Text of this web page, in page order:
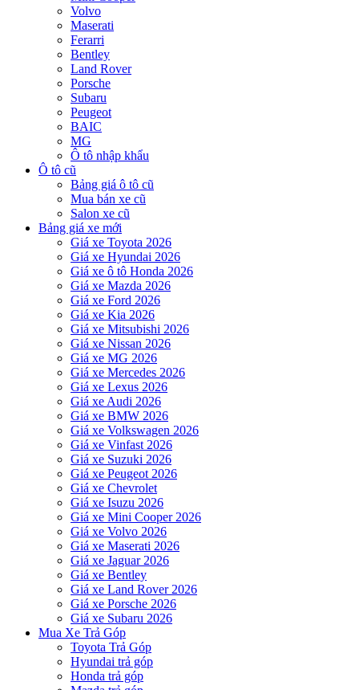
Volvo
Maserati
Ferarri
Bentley
Land Rover
Porsche
Subaru
Peugeot
BAIC
MG
Ô tô nhập khẩu
Ô tô cũ
Bảng giá ô tô cũ
Mua bán xe cũ
Salon xe cũ
Bảng giá xe mới
Giá xe Toyota 2026
Giá xe Hyundai 2026
Giá xe ô tô Honda 2026
Giá xe Mazda 2026
Giá xe Ford 2026
Giá xe Kia 2026
Giá xe Mitsubishi 2026
Giá xe Nissan 2026
Giá xe MG 2026
Giá xe Mercedes 2026
Giá xe Lexus 2026
Giá xe Audi 2026
Giá xe BMW 2026
Giá xe Volkswagen 2026
Giá xe Vinfast 2026
Giá xe Suzuki 2026
Giá xe Peugeot 2026
Giá xe Chevrolet
Giá xe Isuzu 2026
Giá xe Mini Cooper 2026
Giá xe Volvo 2026
Giá xe Maserati 2026
Giá xe Jaguar 2026
Giá xe Bentley
Giá xe Land Rover 2026
Giá xe Porsche 2026
Giá xe Subaru 2026
Mua Xe Trả Góp
Toyota Trả Góp
Hyundai trả góp
Honda trả góp